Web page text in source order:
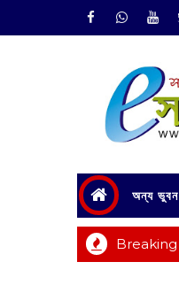
অন্য ভুবন
Breaking